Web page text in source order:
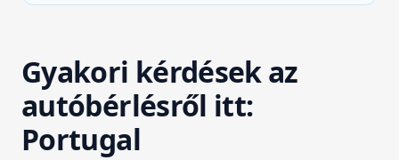
Gyakori kérdések az
autóbérlésről itt:
Portugal